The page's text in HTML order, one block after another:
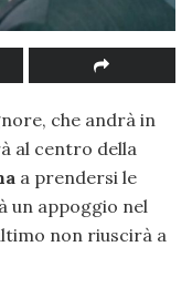
che andrà in
al centro della
a prendersi le
un appoggio nel
non riuscirà a